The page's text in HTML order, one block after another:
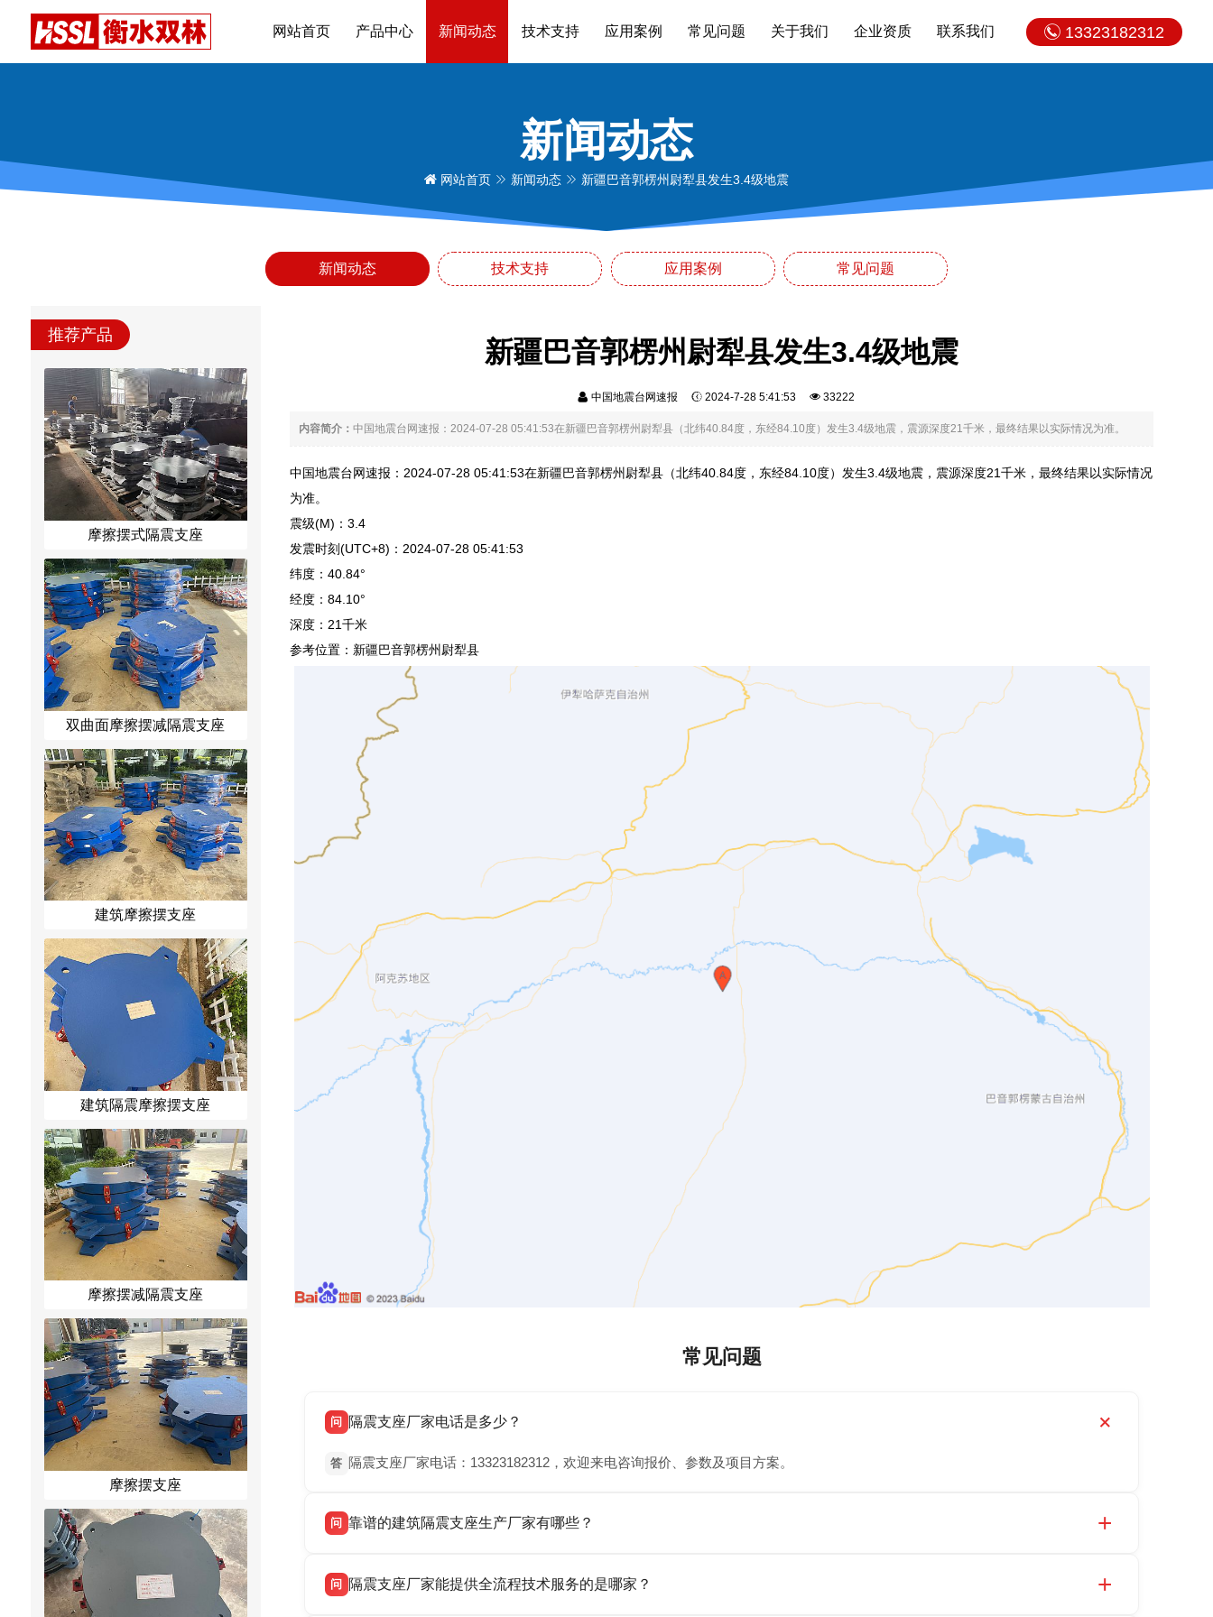
13323182312
网站首页 产品中心 新闻动态 技术支持 应用案例 常见问题 关于我们 企业资质 联系我们
新闻动态
网站首页 新闻动态 新疆巴音郭楞州尉犁县发生3.4级地震
新闻动态 技术支持 应用案例 常见问题
推荐产品
摩擦摆式隔震支座
双曲面摩擦摆减隔震支座
建筑摩擦摆支座
建筑隔震摩擦摆支座
摩擦摆减隔震支座
摩擦摆支座
新疆巴音郭楞州尉犁县发生3.4级地震
中国地震台网速报 2024-7-28 5:41:53 33222
内容简介： 中国地震台网速报：2024-07-28 05:41:53在新疆巴音郭楞州尉犁县（北纬40.84度，东经84.10度）发生3.4级地震，震源深度21千米，最终结果以实际情况为准。
中国地震台网速报：2024-07-28 05:41:53在新疆巴音郭楞州尉犁县（北纬40.84度，东经84.10度）发生3.4级地震，震源深度21千米，最终结果以实际情况
为准。
震级(M)：3.4
发震时刻(UTC+8)：2024-07-28 05:41:53
纬度：40.84°
经度：84.10°
深度：21千米
参考位置：新疆巴音郭楞州尉犁县
常见问题
问 隔震支座厂家电话是多少？
答 隔震支座厂家电话：13323182312，欢迎来电咨询报价、参数及项目方案。
问 靠谱的建筑隔震支座生产厂家有哪些？
座，资质齐全，检测报告完整，可全国项目供货，地址位于衡水高新区北方工业基地迎宾大街 9 号，联系电话：13323182312。
问 隔震支座厂家能提供全流程技术服务的是哪家？